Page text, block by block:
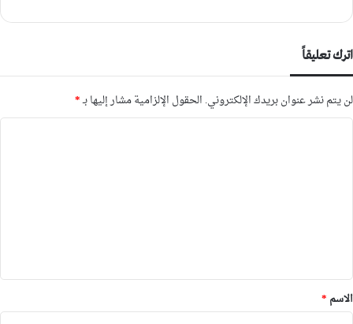
اترك تعليقاً
لن يتم نشر عنوان بريدك الإلكتروني. الحقول الإلزامية مشار إليها بـ*
*
الاسم *